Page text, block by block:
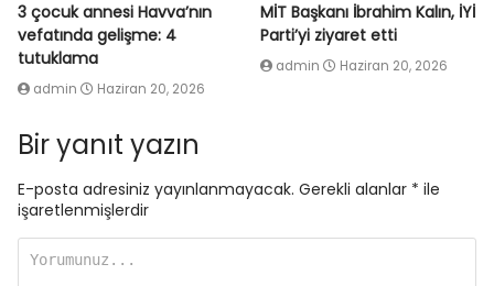
3 çocuk annesi Havva’nın
vefatında gelişme: 4
tutuklama
admin Haziran 20, 2026
MİT Başkanı İbrahim Kalın, İYİ
Parti’yi ziyaret etti
admin Haziran 20, 2026
Bir yanıt yazın
E-posta adresiniz yayınlanmayacak. Gerekli alanlar * ile
işaretlenmişlerdir